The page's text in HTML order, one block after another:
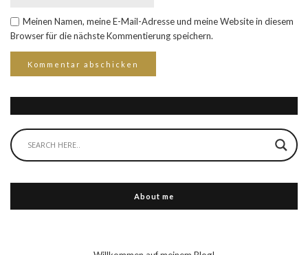
Meinen Namen, meine E-Mail-Adresse und meine Website in diesem
Browser für die nächste Kommentierung speichern.
About me